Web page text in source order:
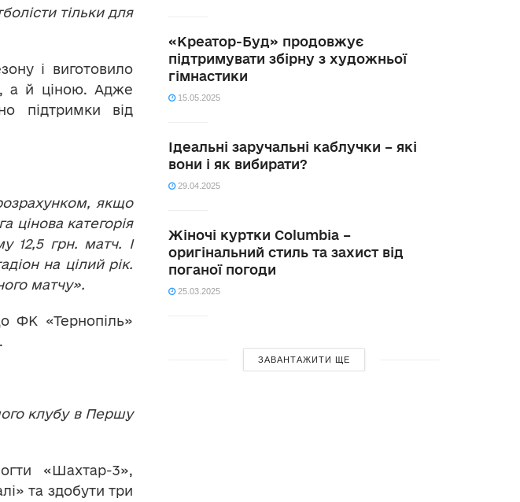
тільки для
і виготовило
а й ціною. Адже
підтримки від
якщо
цінова категорія
12,5 грн. матч. І
на цілий рік.
матчу».
ФК «Тернопіль»
клубу в Першу
«Шахтар-3»,
та здобути три
«Креатор-Буд» продовжує
підтримувати збірну з художньої
гімнастики
15.05.2025
Ідеальні заручальні каблучки – які
вони і як вибирати?
29.04.2025
Жіночі куртки Columbia –
оригінальний стиль та захист від
поганої погоди
25.03.2025
ЗАВАНТАЖИТИ ЩЕ